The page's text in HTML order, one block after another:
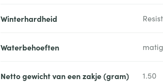
Winterhardheid
Waterbehoeften matig
Netto gewicht van een zakje (gram) 1.50